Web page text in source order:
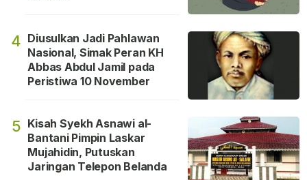
4 Diusulkan Jadi Pahlawan
Nasional, Simak Peran KH
Abbas Abdul Jamil pada
Peristiwa 10 November
5 Kisah Syekh Asnawi al-
Bantani Pimpin Laskar
Mujahidin, Putuskan
Jaringan Telepon Belanda